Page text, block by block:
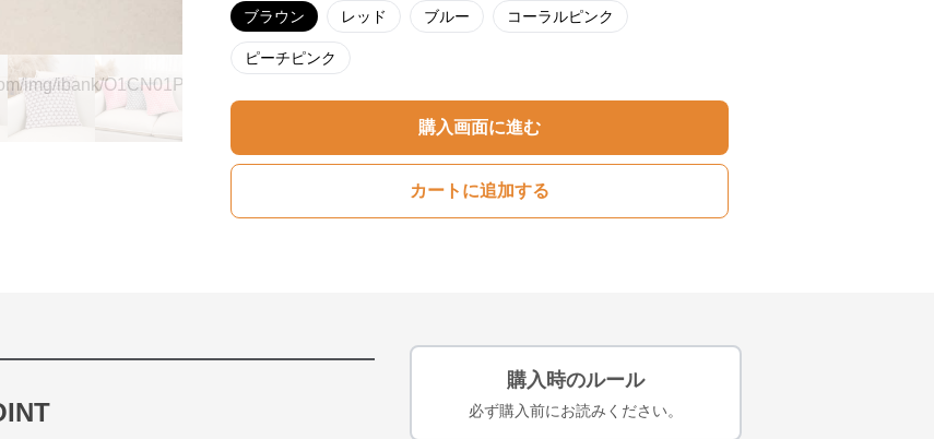
ブラウン レッド ブルー コーラルピンク
ピーチピンク
購入画面に進む
カートに追加する
購入時のルール
必ず購入前にお読みください。